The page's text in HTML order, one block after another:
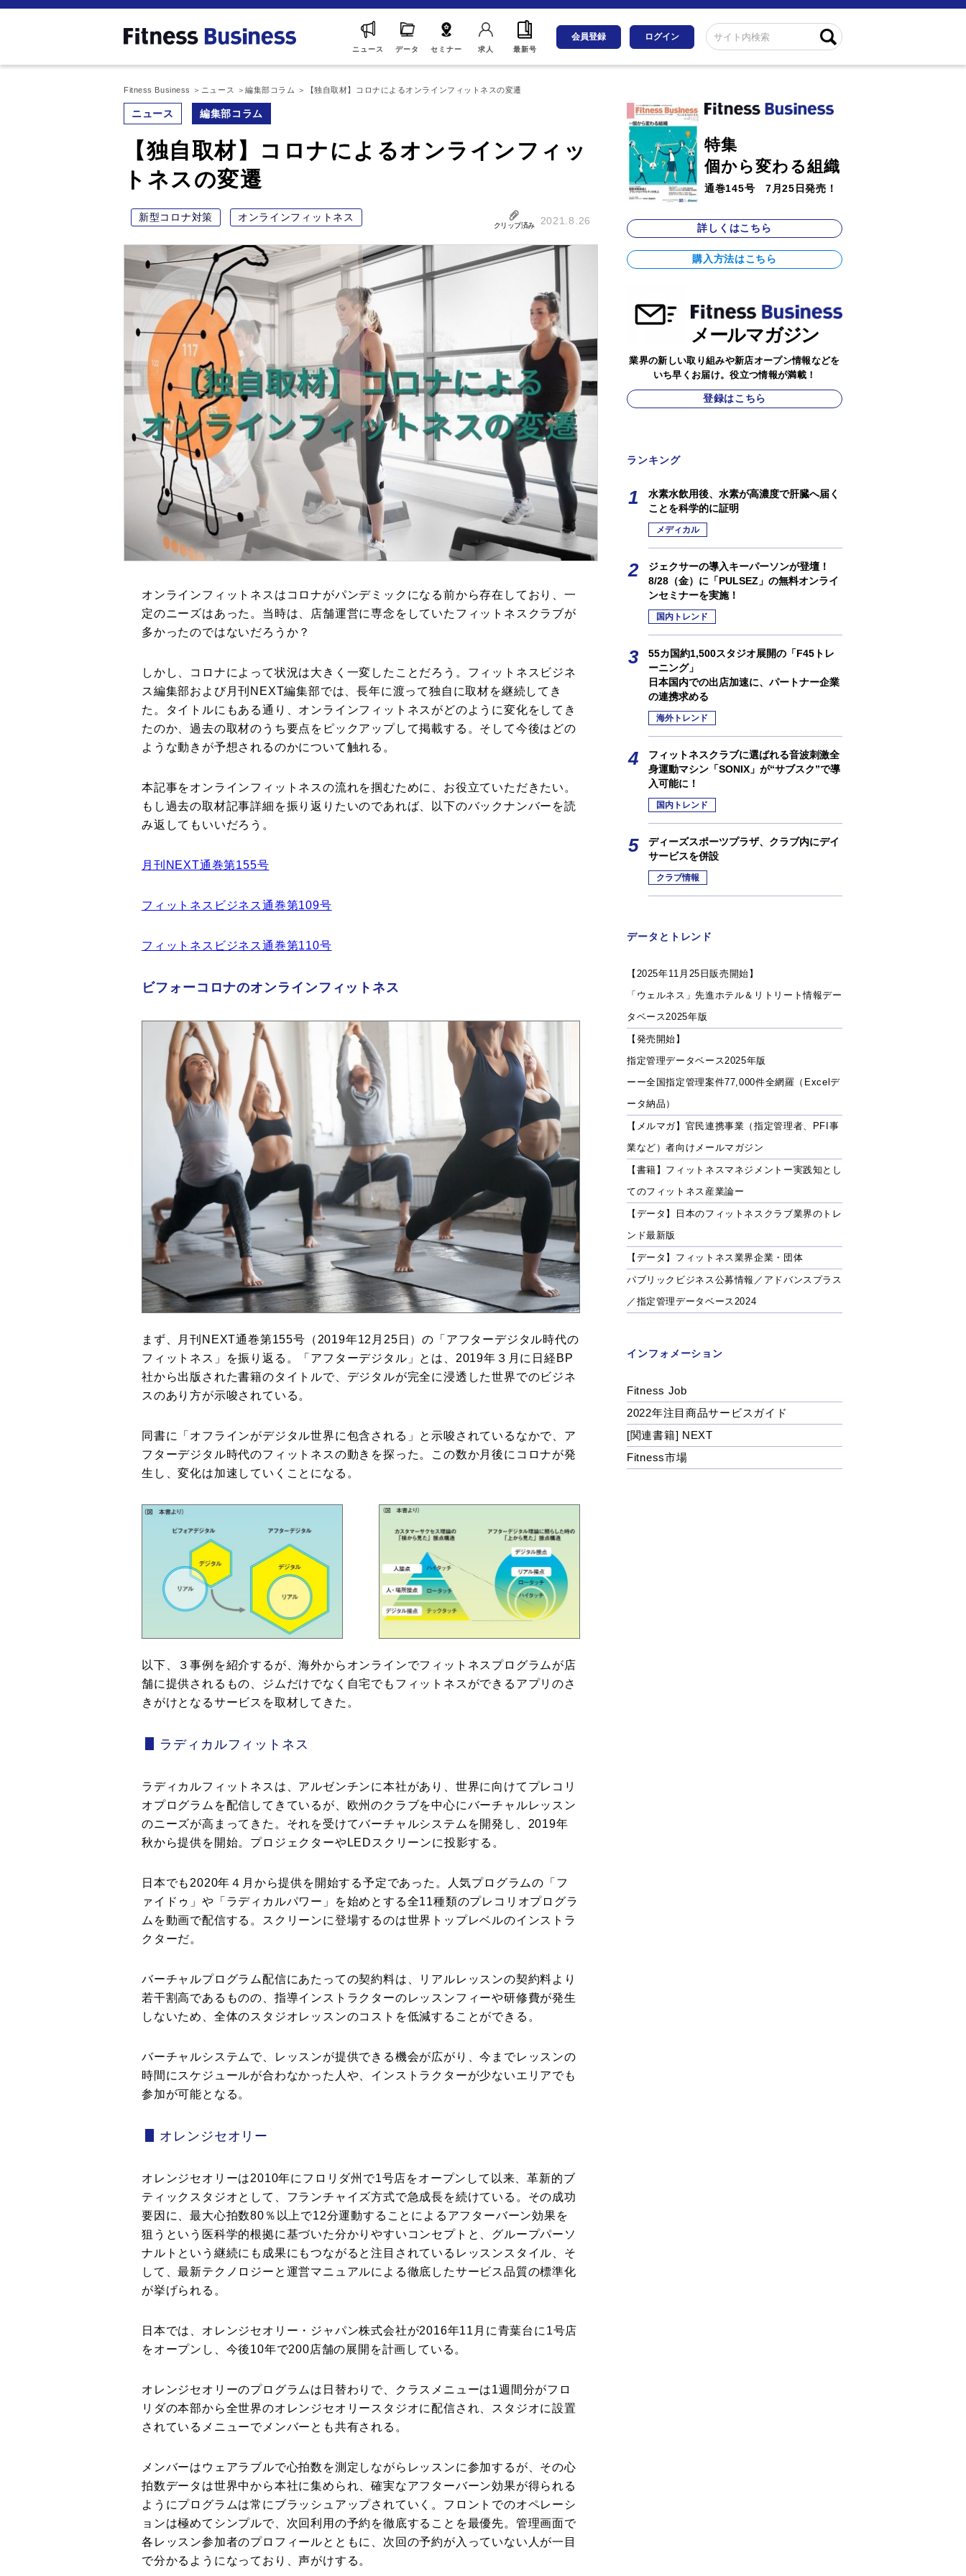
ニュース データ セミナー 求人 最新号
会員登録 ログイン
Fitness Business ニュース 編集部コラム 【独自取材】コロナによるオンラインフィットネスの変遷
ニュース 編集部コラム
【独自取材】コロナによるオンラインフィッ
トネスの変遷
新型コロナ対策 オンラインフィットネス
クリップ済み 2021.8.26
オンラインフィットネスはコロナがパンデミックになる前から存在しており、一
定のニーズはあった。当時は、店舗運営に専念をしていたフィットネスクラブが
多かったのではないだろうか？
しかし、コロナによって状況は大きく一変したことだろう。フィットネスビジネ
ス編集部および月刊NEXT編集部では、長年に渡って独自に取材を継続してき
た。タイトルにもある通り、オンラインフィットネスがどのように変化をしてき
たのか、過去の取材のうち要点をピックアップして掲載する。そして今後はどの
ような動きが予想されるのかについて触れる。
本記事をオンラインフィットネスの流れを掴むために、お役立ていただきたい。
もし過去の取材記事詳細を振り返りたいのであれば、以下のバックナンバーを読
み返してもいいだろう。
月刊NEXT通巻第155号
フィットネスビジネス通巻第109号
フィットネスビジネス通巻第110号
ビフォーコロナのオンラインフィットネス
まず、月刊NEXT通巻第155号（2019年12月25日）の「アフターデジタル時代の
フィットネス」を振り返る。「アフターデジタル」とは、2019年３月に日経BP
社から出版された書籍のタイトルで、デジタルが完全に浸透した世界でのビジネ
スのあり方が示唆されている。
同書に「オフラインがデジタル世界に包含される」と示唆されているなかで、ア
フターデジタル時代のフィットネスの動きを探った。この数か月後にコロナが発
生し、変化は加速していくことになる。
以下、３事例を紹介するが、海外からオンラインでフィットネスプログラムが店
舗に提供されるもの、ジムだけでなく自宅でもフィットネスができるアプリのさ
きがけとなるサービスを取材してきた。
ラディカルフィットネス
ラディカルフィットネスは、アルゼンチンに本社があり、世界に向けてプレコリ
オプログラムを配信してきているが、欧州のクラブを中心にバーチャルレッスン
のニーズが高まってきた。それを受けてバーチャルシステムを開発し、2019年
秋から提供を開始。プロジェクターやLEDスクリーンに投影する。
日本でも2020年４月から提供を開始する予定であった。人気プログラムの「フ
ァイドゥ」や「ラディカルパワー」を始めとする全11種類のプレコリオプログラ
ムを動画で配信する。スクリーンに登場するのは世界トップレベルのインストラ
クターだ。
バーチャルプログラム配信にあたっての契約料は、リアルレッスンの契約料より
若干割高であるものの、指導インストラクターのレッスンフィーや研修費が発生
しないため、全体のスタジオレッスンのコストを低減することができる。
バーチャルシステムで、レッスンが提供できる機会が広がり、今までレッスンの
時間にスケジュールが合わなかった人や、インストラクターが少ないエリアでも
参加が可能となる。
オレンジセオリー
オレンジセオリーは2010年にフロリダ州で1号店をオープンして以来、革新的ブ
ティックスタジオとして、フランチャイズ方式で急成長を続けている。その成功
要因に、最大心拍数80％以上で12分運動することによるアフターバーン効果を
狙うという医科学的根拠に基づいた分かりやすいコンセプトと、グループパーソ
ナルトという継続にも成果にもつながると注目されているレッスンスタイル、そ
して、最新テクノロジーと運営マニュアルによる徹底したサービス品質の標準化
が挙げられる。
日本では、オレンジセオリー・ジャパン株式会社が2016年11月に青葉台に1号店
をオープンし、今後10年で200店舗の展開を計画している。
オレンジセオリーのプログラムは日替わりで、クラスメニューは1週間分がフロ
リダの本部から全世界のオレンジセオリースタジオに配信され、スタジオに設置
されているメニューでメンバーとも共有される。
メンバーはウェアラブルで心拍数を測定しながらレッスンに参加するが、その心
拍数データは世界中から本社に集められ、確実なアフターバーン効果が得られる
ようにプログラムは常にブラッシュアップされていく。フロントでのオペレーシ
ョンは極めてシンプルで、次回利用の予約を徹底することを最優先。管理画面で
各レッスン参加者のプロフィールとともに、次回の予約が入っていない人が一目
で分かるようになっており、声がけする。
特集
個から変わる組織
通巻145号 7月25日発売！
詳しくはこちら
購入方法はこちら
メールマガジン
業界の新しい取り組みや新店オープン情報などを
いち早くお届け。役立つ情報が満載！
登録はこちら
ランキング
水素水飲用後、水素が高濃度で肝臓へ届く
ことを科学的に証明
メディカル
ジェクサーの導入キーパーソンが登壇！
8/28（金）に「PULSEZ」の無料オンライ
ンセミナーを実施！
国内トレンド
55カ国約1,500スタジオ展開の「F45トレ
ーニング」
日本国内での出店加速に、パートナー企業
の連携求める
海外トレンド
フィットネスクラブに選ばれる音波刺激全
身運動マシン「SONIX」が“サブスク”で導
入可能に！
国内トレンド
ディーズスポーツプラザ、クラブ内にデイ
サービスを併設
クラブ情報
データとトレンド
【2025年11月25日販売開始】
「ウェルネス」先進ホテル＆リトリート情報デー
タベース2025年版
【発売開始】
指定管理データベース2025年版
ーー全国指定管理案件77,000件全網羅（Excelデ
ータ納品）
【メルマガ】官民連携事業（指定管理者、PFI事
業など）者向けメールマガジン
【書籍】フィットネスマネジメントー実践知とし
てのフィットネス産業論ー
【データ】日本のフィットネスクラブ業界のトレ
ンド最新版
【データ】フィットネス業界企業・団体
パブリックビジネス公募情報／アドバンスプラス
／指定管理データベース2024
インフォメーション
Fitness Job
2022年注目商品サービスガイド
[関連書籍] NEXT
Fitness市場